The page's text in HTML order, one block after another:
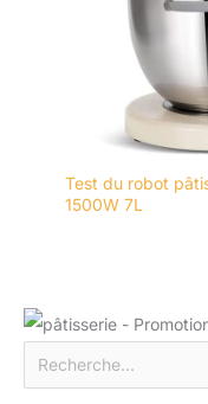
Test du robot
1500W 7L